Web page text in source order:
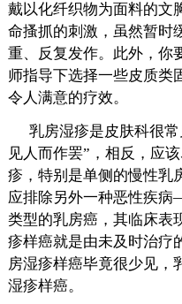
戴以化纤织物为面料的文
命搔抓的刺激，虽然暂时
重、反复发作。此外，你
师指导下选择一些皮质类
令人满意的疗效。
乳房湿疹是皮肤科很
见人而作罢”，相反，应
疹，特别是单侧的慢性乳
应排除另外一种恶性疾
类型的乳房癌，其临床表
疹样癌就是由未及时治疗
房湿疹样癌毕竟很少见，
湿疹样癌。